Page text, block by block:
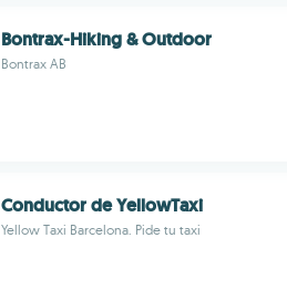
Bontrax-Hiking & Outdoor
Bontrax AB
Conductor de YellowTaxi
Yellow Taxi Barcelona. Pide tu taxi